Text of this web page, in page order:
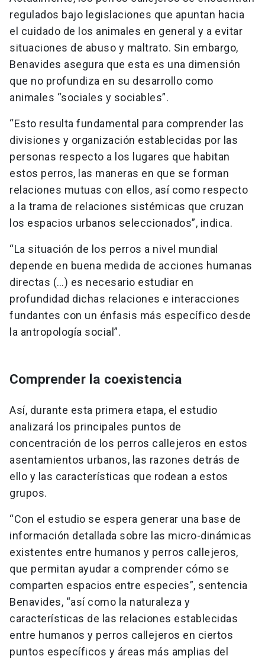
regulados bajo legislaciones que apuntan hacia
el cuidado de los animales en general y a evitar
situaciones de abuso y maltrato. Sin embargo,
Benavides asegura que esta es una dimensión
que no profundiza en su desarrollo como
animales “sociales y sociables”.
“Esto resulta fundamental para comprender las
divisiones y organización establecidas por las
personas respecto a los lugares que habitan
estos perros, las maneras en que se forman
relaciones mutuas con ellos, así como respecto
a la trama de relaciones sistémicas que cruzan
los espacios urbanos seleccionados”, indica.
“La situación de los perros a nivel mundial
depende en buena medida de acciones humanas
directas (…) es necesario estudiar en
profundidad dichas relaciones e interacciones
fundantes con un énfasis más específico desde
la antropología social”.
Comprender la coexistencia
Así, durante esta primera etapa, el estudio
analizará los principales puntos de
concentración de los perros callejeros en estos
asentamientos urbanos, las razones detrás de
ello y las características que rodean a estos
grupos.
“Con el estudio se espera generar una base de
información detallada sobre las micro-dinámicas
existentes entre humanos y perros callejeros,
que permitan ayudar a comprender cómo se
comparten espacios entre especies”, sentencia
Benavides, “así como la naturaleza y
características de las relaciones establecidas
entre humanos y perros callejeros en ciertos
puntos específicos y áreas más amplias del